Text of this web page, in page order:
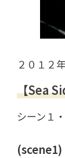
２０１２
【Sea
シーン１
(scene1)